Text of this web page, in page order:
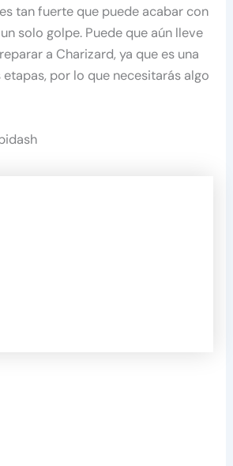
tan fuerte que puede acabar con
solo golpe. Puede que aún lleve
a Charizard, ya que es una
por lo que necesitarás algo